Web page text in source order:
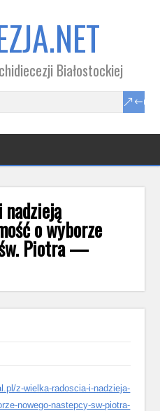
Białostockiej
o wyborze
Piotra —
z-wielka-radoscia-i-nadzieja-
nowego-nastepcy-sw-piotra-